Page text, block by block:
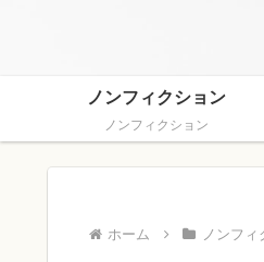
ノンフィクション
ノンフィクション
ホーム ノンフィ